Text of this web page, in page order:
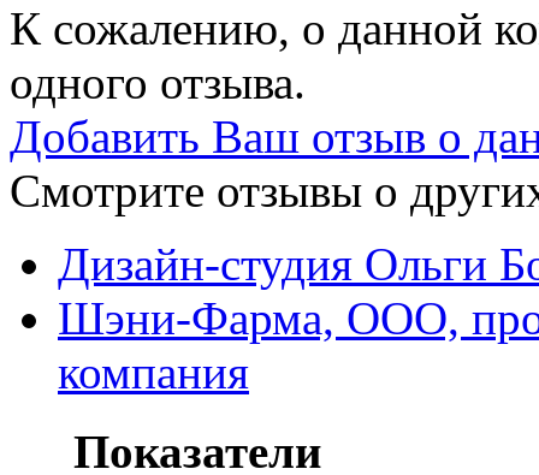
К сожалению, о данной
одного отзыва.
Добавить Ваш отзыв о
Смотрите отзывы о
Дизайн-студия Ольги
Шэни-Фарма, ООО,
компания
Показатели